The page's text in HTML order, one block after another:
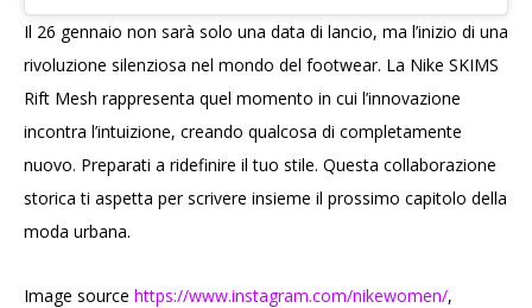
Il 26 gennaio non sarà solo una data di lancio, ma l’inizio di una
rivoluzione silenziosa nel mondo del footwear. La Nike SKIMS
Rift Mesh rappresenta quel momento in cui l’innovazione
incontra l’intuizione, creando qualcosa di completamente
nuovo. Preparati a ridefinire il tuo stile. Questa collaborazione
storica ti aspetta per scrivere insieme il prossimo capitolo della
moda urbana.
Image source https://www.instagram.com/nikewomen/,